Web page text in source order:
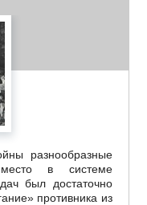
разнообразные
в системе
был достаточно
противника из